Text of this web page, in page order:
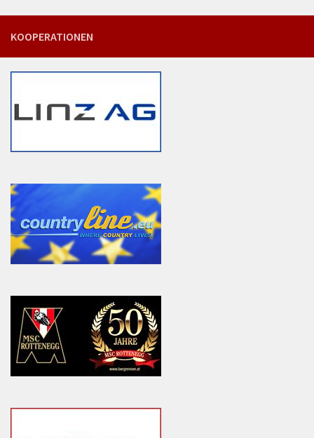
KOOPERATIONEN